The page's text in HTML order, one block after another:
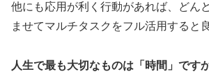
他にも応用が利く行動があれば、どん
ませてマルチタスクをフル活用すると
人生で最も大切なものは「時間」ですか